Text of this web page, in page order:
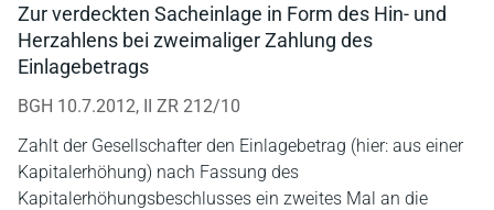
Zur verdeckten Sacheinlage in Form des Hin- und
Herzahlens bei zweimaliger Zahlung des
Einlagebetrags
BGH 10.7.2012, II ZR 212/10
Zahlt der Gesellschafter den Einlagebetrag (hier: aus einer
Kapitalerhöhung) nach Fassung des
Kapitalerhöhungsbeschlusses ein zweites Mal an die